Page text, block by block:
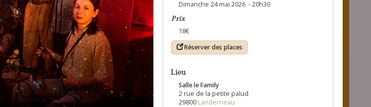
Dimanche 24 mai 2026 - 20h30
Prix
18€
Réserver des places
Lieu
Salle le Family
2 rue de la petite palud
29800 Landerneau